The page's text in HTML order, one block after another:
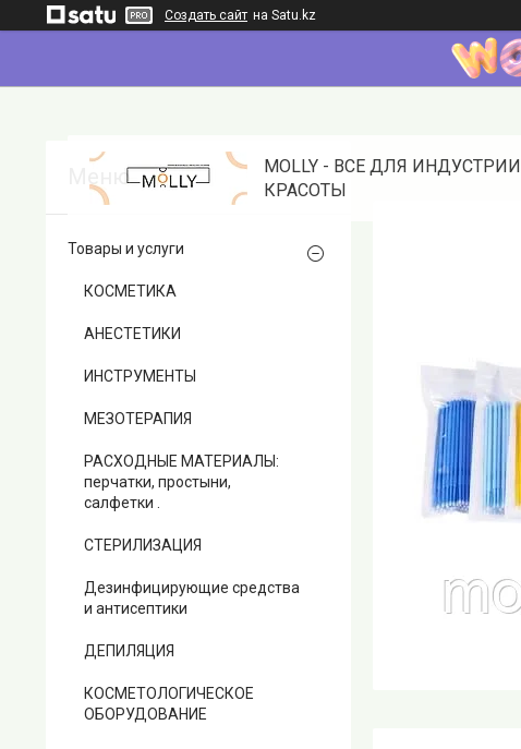
Создать сайт на Satu.kz
MOLLY - ВСЕ ДЛЯ ИНДУСТРИИ
КРАСОТЫ
Товары и услуги
КОСМЕТИКА
АНЕСТЕТИКИ
ИНСТРУМЕНТЫ
МЕЗОТЕРАПИЯ
РАСХОДНЫЕ МАТЕРИАЛЫ:
перчатки, простыни,
салфетки .
СТЕРИЛИЗАЦИЯ
Дезинфицирующие средства
и антисептики
ДЕПИЛЯЦИЯ
КОСМЕТОЛОГИЧЕСКОЕ
ОБОРУДОВАНИЕ